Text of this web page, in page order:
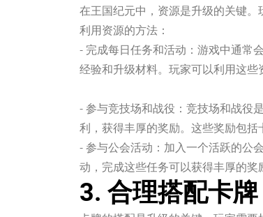
在王国纪元中，资源是升级的关键
利用资源的方法：
- 完成每日任务和活动：游戏中通常
经验和升级材料。玩家可以利用这些
- 参与竞技场和战役：竞技场和战役
利，获得丰厚的奖励。这些奖励包括
- 参与公会活动：加入一个活跃的公
动，完成这些任务可以获得丰厚的奖
3. 合理搭配卡牌